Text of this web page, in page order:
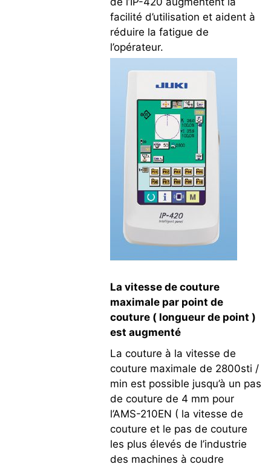
facilité d’utilisation et aident à
réduire la fatigue de
l’opérateur.
La vitesse de couture
maximale par point de
couture ( longueur de point )
est augmenté
La couture à la vitesse de
couture maximale de 2800sti /
min est possible jusqu’à un pas
de couture de 4 mm pour
l’AMS-210EN ( la vitesse de
couture et le pas de couture
les plus élevés de l’industrie
des machines à coudre